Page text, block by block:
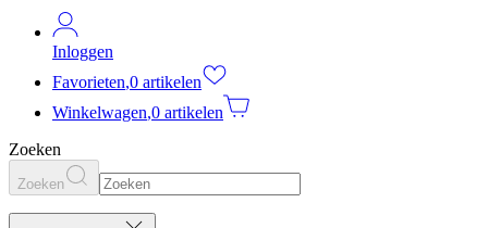
Inloggen
Favorieten,0 artikelen
Winkelwagen,0 artikelen
Zoeken
Zoeken